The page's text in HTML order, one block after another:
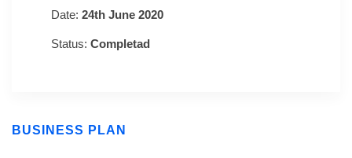
Date: 24th June 2020
Status: Completad
BUSINESS PLAN